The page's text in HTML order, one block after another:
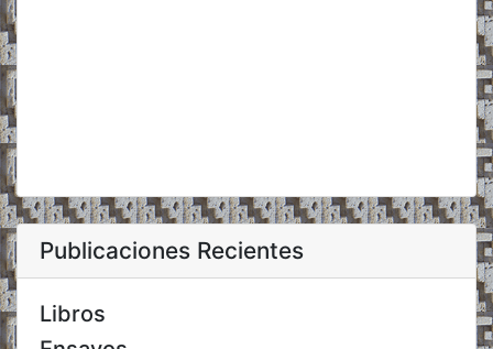
Publicaciones Recientes
Libros